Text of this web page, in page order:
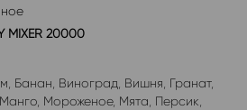
MIXER 20000
Банан Виноград Вишня Гранат,
Манго Мороженое, Мята Персик